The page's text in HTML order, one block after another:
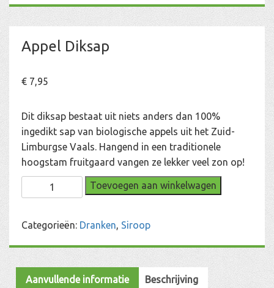
Appel Diksap
€ 7,95
Dit diksap bestaat uit niets anders dan 100%
ingedikt sap van biologische appels uit het Zuid-
Limburgse Vaals. Hangend in een traditionele
hoogstam fruitgaard vangen ze lekker veel zon op!
Diksap
Toevoegen aan winkelwagen
Categorieën: Dranken, Siroop
Aanvullende informatie Beschrijving